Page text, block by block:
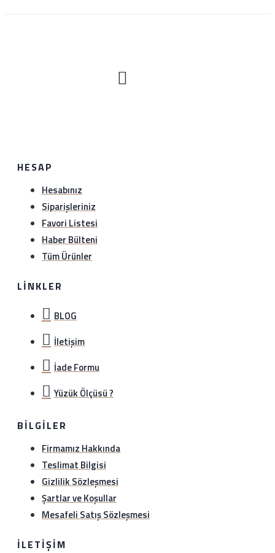
888 8897) veya whatsapp hattımıza (0534 888 8897)
bilgi verebilirsiniz..
HESAP
Hesabınız
Siparişleriniz
Favori Listesi
Haber Bülteni
Tüm Ürünler
LINKLER
BLOG
İletişim
İade Formu
Yüzük Ölçüsü ?
BILGILER
Firmamız Hakkında
Teslimat Bilgisi
Gizlilik Sözleşmesi
Şartlar ve Koşullar
Mesafeli Satış Sözleşmesi
İLETIŞIM